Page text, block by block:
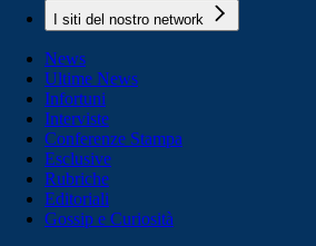
I siti del nostro network
News
Ultime News
Infortuni
Interviste
Conferenze Stampa
Esclusive
Rubriche
Editoriali
Gossip e Curiosità